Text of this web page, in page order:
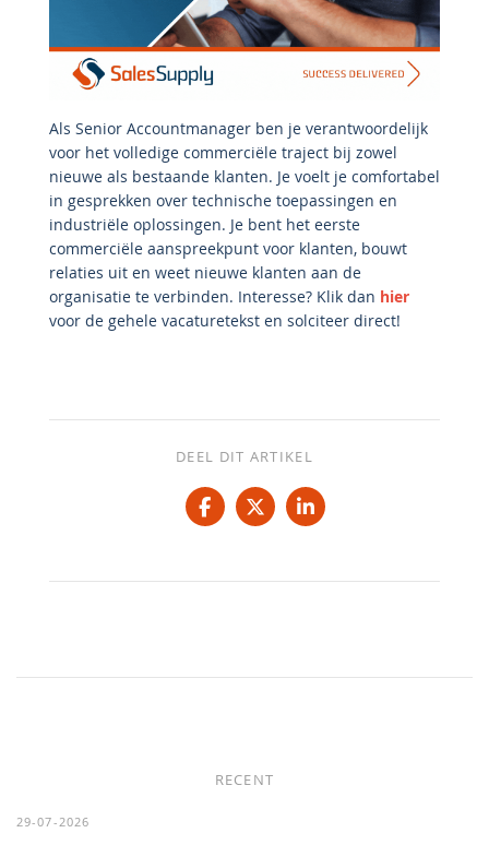
Als Senior Accountmanager ben je verantwoordelijk
voor het volledige commerciële traject bij zowel
nieuwe als bestaande klanten. Je voelt je comfortabel
in gesprekken over technische toepassingen en
industriële oplossingen. Je bent het eerste
commerciële aanspreekpunt voor klanten, bouwt
relaties uit en weet nieuwe klanten aan de
organisatie te verbinden. Interesse? Klik dan hier
voor de gehele vacaturetekst en solciteer direct!
DEEL DIT ARTIKEL
RECENT
29-07-2026